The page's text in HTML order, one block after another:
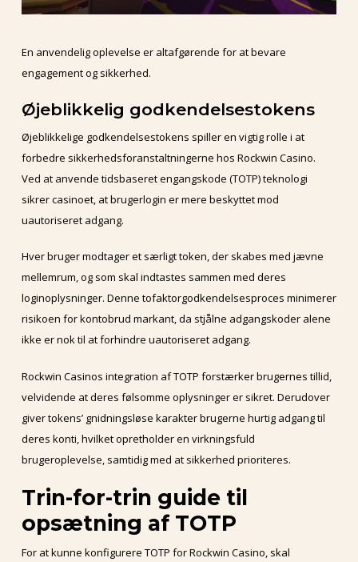
En anvendelig oplevelse er altafgørende for at bevare
engagement og sikkerhed.
Øjeblikkelig godkendelsestokens
Øjeblikkelige godkendelsestokens spiller en vigtig rolle i at
forbedre sikkerhedsforanstaltningerne hos Rockwin Casino.
Ved at anvende tidsbaseret engangskode (TOTP) teknologi
sikrer casinoet, at brugerlogin er mere beskyttet mod
uautoriseret adgang.
Hver bruger modtager et særligt token, der skabes med jævne
mellemrum, og som skal indtastes sammen med deres
loginoplysninger. Denne tofaktorgodkendelsesproces minimerer
risikoen for kontobrud markant, da stjålne adgangskoder alene
ikke er nok til at forhindre uautoriseret adgang.
Rockwin Casinos integration af TOTP forstærker brugernes tillid,
velvidende at deres følsomme oplysninger er sikret. Derudover
giver tokens’ gnidningsløse karakter brugerne hurtig adgang til
deres konti, hvilket opretholder en virkningsfuld
brugeroplevelse, samtidig med at sikkerhed prioriteres.
Trin-for-trin guide til
opsætning af TOTP
For at kunne konfigurere TOTP for Rockwin Casino, skal